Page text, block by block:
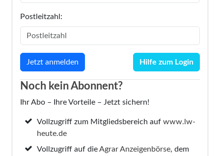
Postleitzahl:
Hilfe zum Login
Noch kein Abonnent?
Ihr Abo – Ihre Vorteile – Jetzt sichern!
Vollzugriff zum Mitgliedsbereich aufwww.lw-
heute.de
Vollzugriff auf dieAgrar Anzeigenbörse, dem